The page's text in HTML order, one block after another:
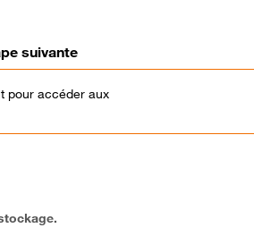
suivante
pour accéder aux